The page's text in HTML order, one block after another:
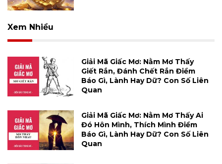
Xem Nhiều
Giải Mã Giấc Mơ: Nằm Mơ Thấy
Giết Rắn, Đánh Chết Rắn Điềm
Báo Gì, Lành Hay Dữ? Con Số Liên
Quan
Giải Mã Giấc Mơ: Nằm Mơ Thấy Ai
Đó Hôn Mình, Thích Mình Điềm
Báo Gì, Lành Hay Dữ? Con Số Liên
Quan